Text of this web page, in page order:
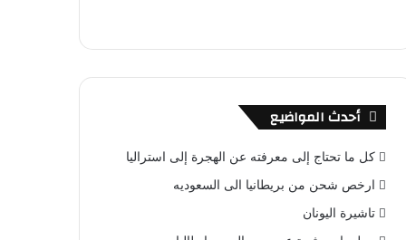
أحدث المواضيع
كل ما تحتاج إلى معرفته عن الهجرة إلى استراليا
ارخص شحن من بريطانيا الى السعوديه
تاشيرة اليونان